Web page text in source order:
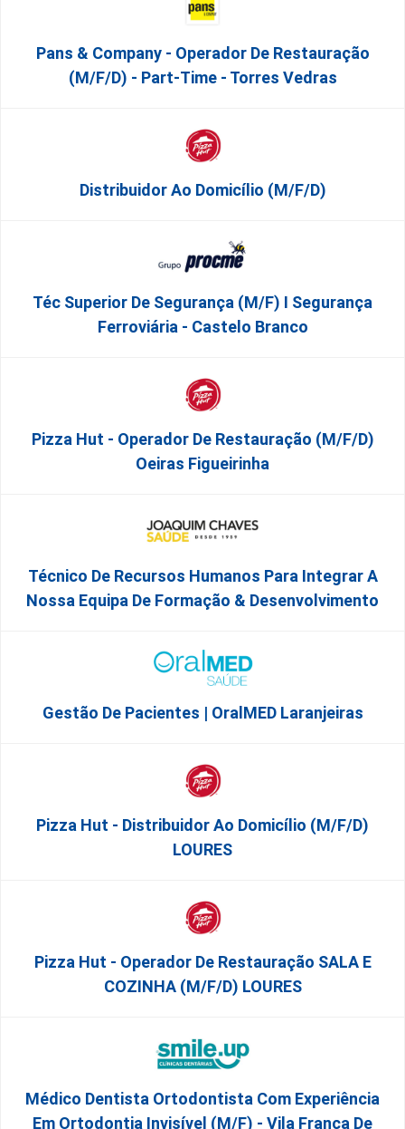
Pans & Company - Operador De Restauração
(m/f/d) - Part-Time - Torres Vedras
Distribuidor Ao Domicílio (m/f/d)
Téc Superior De Segurança (m/f) I Segurança
Ferroviária - Castelo Branco
Pizza Hut - Operador De Restauração (m/f/d)
Oeiras Figueirinha
Técnico De Recursos Humanos Para Integrar A
Nossa Equipa De Formação & Desenvolvimento
Gestão De Pacientes | OralMED Laranjeiras
Pizza Hut - Distribuidor Ao Domicílio (m/f/d)
LOURES
Pizza Hut - Operador De Restauração SALA E
COZINHA (m/f/d) LOURES
Médico Dentista Ortodontista Com Experiência
Em Ortodontia Invisível (M/F) - Vila Franca De